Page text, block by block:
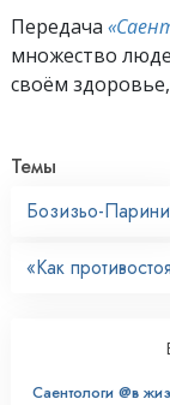
Передача
множество
своём
Темы
Бозизьо-Парини
«Как
Саентологи @в